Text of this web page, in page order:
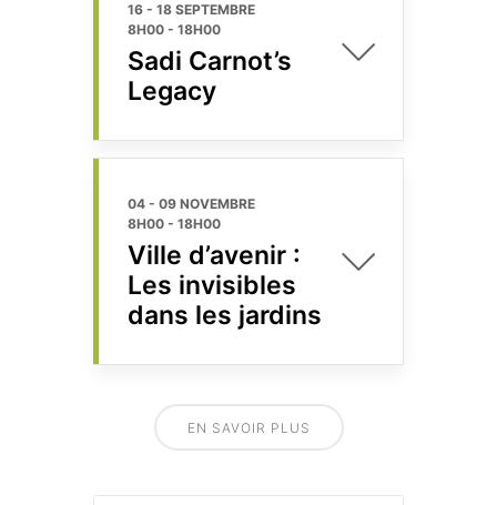
16 - 18 SEPTEMBRE
8H00 - 18H00
Sadi Carnot’s
Legacy
04 - 09 NOVEMBRE
8H00 - 18H00
Ville d’avenir :
Les invisibles
dans les jardins
EN SAVOIR PLUS